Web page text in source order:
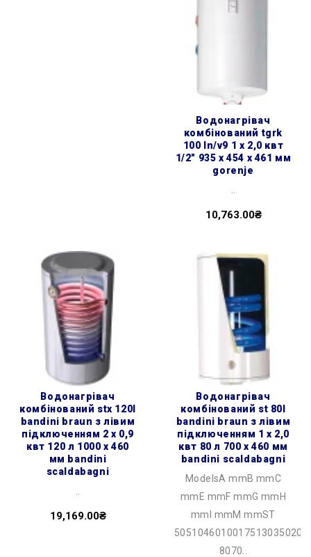
водонагрівач
комбінований tgrk
100 ln/v9 1 х 2,0 квт
1/2″ 935 x 454 x 461 мм
gorenje
10,763.00₴
водонагрівач
комбінований stx 120l
bandini braun з лівим
підключенням 2 х 0,9
квт 120 л 1000 x 460
мм bandini
scaldabagni
19,169.00₴
водонагрівач
комбінований st 80l
bandini braun з лівим
підключенням 1 х 2,0
квт 80 л 700 x 460 мм
bandini scaldabagni
ModelsA mmB mmC
mmE mmF mmG mmH
mmI mmM mmST
8070..